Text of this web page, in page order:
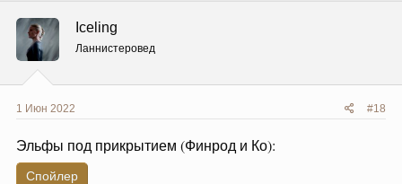
ц
и
и
:
Iceling
Ланнистеровед
1 Июн 2022 #18
Эльфы под прикрытием (Финрод и Ко):
Спойлер